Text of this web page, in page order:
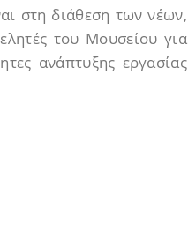
στη διάθεση των νέων,
του Μουσείου για
ανάπτυξης εργασίας